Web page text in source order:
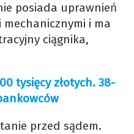
posiada uprawnień
i ma
ciągnika,
tysięcy złotych. 38-
przed sądem.